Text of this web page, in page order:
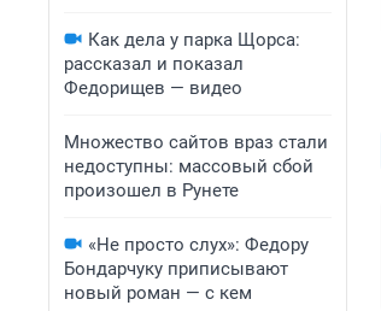
Как дела у парка Щорса:
рассказал и показал
Федорищев — видео
Множество сайтов враз стали
недоступны: массовый сбой
произошел в Рунете
«Не просто слух»: Федору
Бондарчуку приписывают
новый роман — с кем